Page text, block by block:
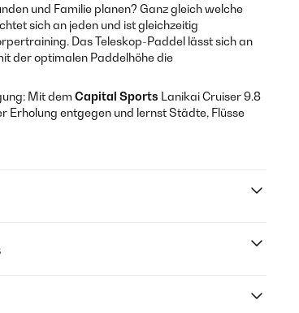
und Familie planen? Ganz gleich welche
sich an jeden und ist gleichzeitig
Das Teleskop-Paddel lässt sich an
der optimalen Paddelhöhe die
Mit dem Capital Sports Lanikai Cruiser 9.8
Erholung entgegen und lernst Städte, Flüsse